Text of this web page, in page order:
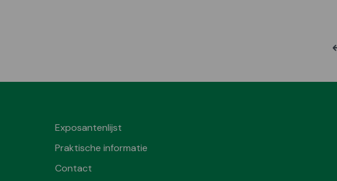
Exposantenlijst
Praktische informatie
Contact